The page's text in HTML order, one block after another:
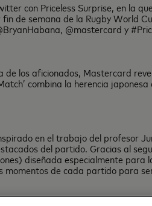
con Priceless Surprise, en la
de semana de la Rugby World
@mastercard y
los aficionados, Mastercard
combina la herencia
en el trabajo del profesor
del partido. Gracias al
diseñada especialmente
de cada partido para